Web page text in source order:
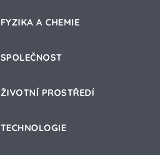
FYZIKA A CHEMIE
SPOLEČNOST
ŽIVOTNÍ PROSTŘEDÍ
TECHNOLOGIE